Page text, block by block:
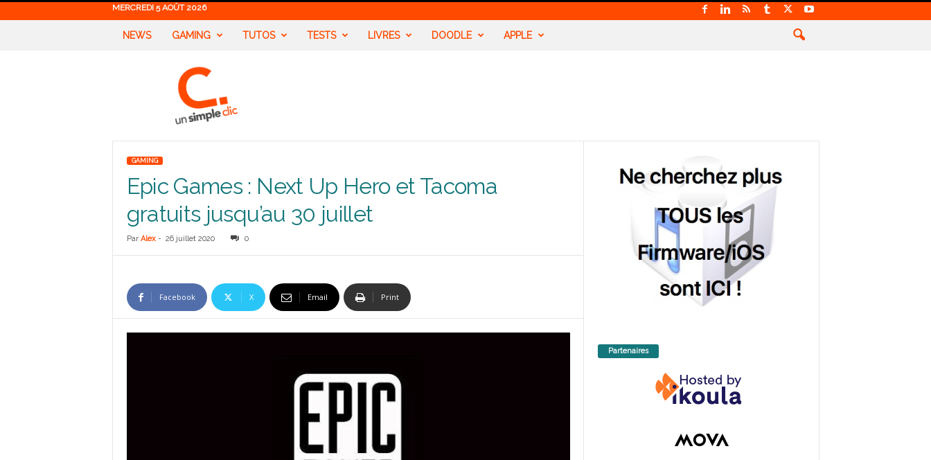
MERCREDI 5 AOÛT 2026
NEWS GAMING TUTOS TESTS LIVRES DOODLE APPLE
GAMING
Epic Games : Next Up Hero et Tacoma
gratuits jusqu’au 30 juillet
Par Alex- 26 juillet 2020 0
Facebook X Email Print
Partenaires